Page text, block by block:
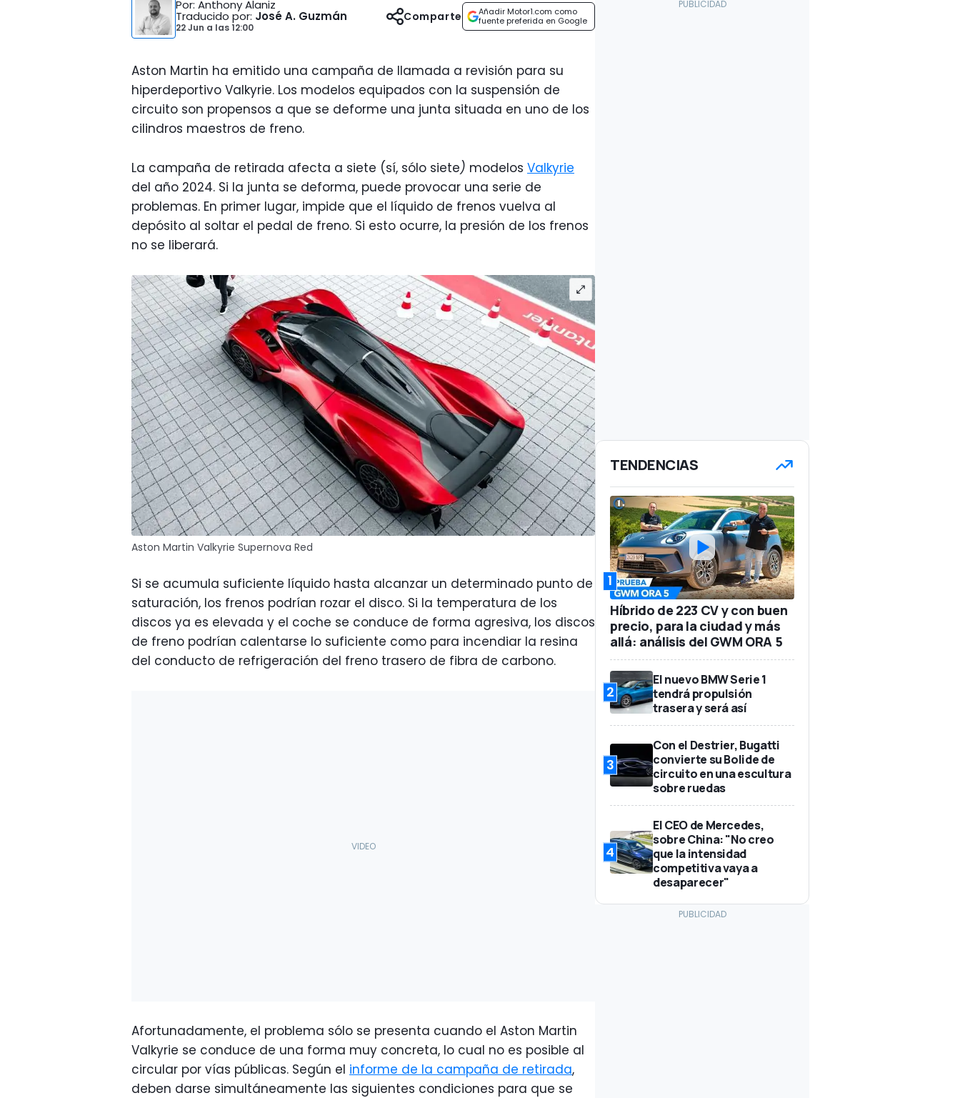
Por: Anthony Alaniz
Traducido por: José A. Guzmán
22 Jun a las12:00
Añadir Motor1.com como
fuente preferida en Google
Comparte
Aston Martin ha emitido una campaña de llamada a revisión para su
hiperdeportivo Valkyrie. Los modelos equipados con la suspensión de
circuito son propensos a que se deforme una junta situada en uno de los
cilindros maestros de freno.
La campaña de retirada afecta a siete (sí, sólo siete) modelos Valkyrie
del año 2024. Si la junta se deforma, puede provocar una serie de
problemas. En primer lugar, impide que el líquido de frenos vuelva al
depósito al soltar el pedal de freno. Si esto ocurre, la presión de los frenos
no se liberará.
Aston Martin Valkyrie Supernova Red
Si se acumula suficiente líquido hasta alcanzar un determinado punto de
saturación, los frenos podrían rozar el disco. Si la temperatura de los
discos ya es elevada y el coche se conduce de forma agresiva, los discos
de freno podrían calentarse lo suficiente como para incendiar la resina
del conducto de refrigeración del freno trasero de fibra de carbono.
Afortunadamente, el problema sólo se presenta cuando el Aston Martin
Valkyrie se conduce de una forma muy concreta, lo cual no es posible al
circular por vías públicas. Según el informe de la campaña de retirada,
deben darse simultáneamente las siguientes condiciones para que se
TENDENCIAS
1
Híbrido de 223 CV y con buen
precio, para la ciudad y más
allá: análisis del GWM ORA 5
2
El nuevo BMW Serie 1
tendrá propulsión
trasera y será así
3
Con el Destrier, Bugatti
convierte su Bolide de
circuito en una escultura
sobre ruedas
4
El CEO de Mercedes,
sobre China: "No creo
que la intensidad
competitiva vaya a
desaparecer"